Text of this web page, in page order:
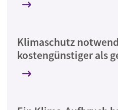
Klimaschutz
kostengünstiger als